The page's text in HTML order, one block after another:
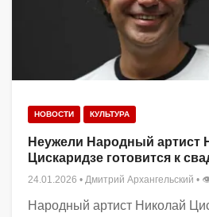
НОВОСТИ КУЛЬТУРА
Неужели Народный артист
Цискаридзе готовится к
24.01.2026 • Дмитрий Архангельский •
Народный артист Николай